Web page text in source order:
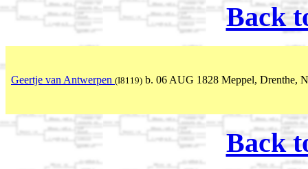
Back
Geertje van Antwerpen (I8119) b. 06 AUG 1828 Meppel, Drenthe,
Back